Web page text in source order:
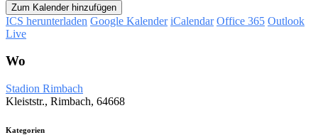
Zum Kalender hinzufügen
ICS herunterladen Google Kalender iCalendar Office 365 Outlook
Live
Wo
Stadion Rimbach
Kleiststr., Rimbach, 64668
Kategorien